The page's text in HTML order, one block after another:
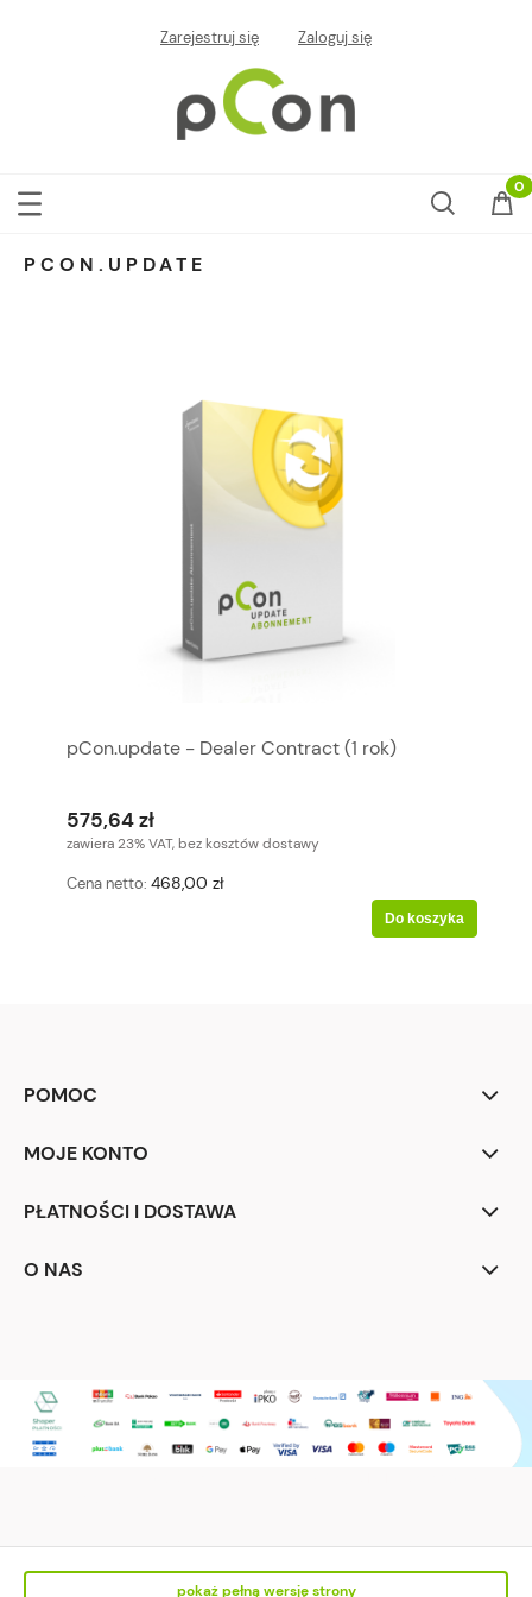
Zarejestruj się Zaloguj się
PCON.UPDATE
pCon.update - Dealer Contract (1 rok)
575,64 zł
zawiera 23% VAT, bez kosztów dostawy
Cena netto: 468,00 zł
Do koszyka
POMOC
MOJE KONTO
PŁATNOŚCI I DOSTAWA
O NAS
pokaż pełną wersję strony